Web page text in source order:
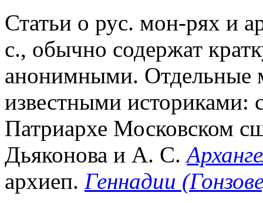
Статьи о рус. мон-рях и
с., обычно содержат
анонимными. Отдельные
известными историками:
Патриархе Московском
Дьяконова и А. С.
архиеп. Геннадии